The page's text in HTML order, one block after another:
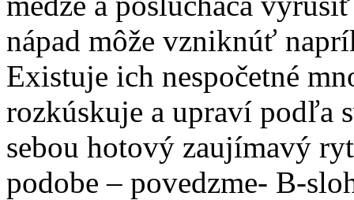
nápad môže vzniknúť
Existuje ich nespočetné
rozkúskuje a upraví podľa
sebou hotový zaujímavý
podobe – povedzme- B-